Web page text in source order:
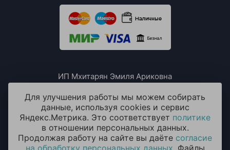
ИП Мхитарян Эмиля Ариковна
ИНН: 771385063807
ОГРН / ОГРНИП: 319508100076230
Для улучшения работы мы можем собирать
данные, используя cookies и сервис
Яндекс.Метрика. Это соответствует политике
в отношении персональных данных.
Продолжая работу на сайте вы даёте согласие
на обработку персональных данных . Файлы